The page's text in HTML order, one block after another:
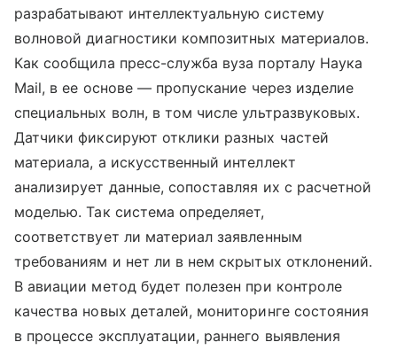
разрабатывают интеллектуальную систему
волновой диагностики композитных материалов.
Как сообщила пресс-служба вуза порталу Наука
Mail, в ее основе — пропускание через изделие
специальных волн, в том числе ультразвуковых.
Датчики фиксируют отклики разных частей
материала, а искусственный интеллект
анализирует данные, сопоставляя их с расчетной
моделью. Так система определяет,
соответствует ли материал заявленным
требованиям и нет ли в нем скрытых отклонений.
В авиации метод будет полезен при контроле
качества новых деталей, мониторинге состояния
в процессе эксплуатации, раннего выявления